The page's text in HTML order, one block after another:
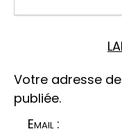
Votre adresse
publiée.
Email :